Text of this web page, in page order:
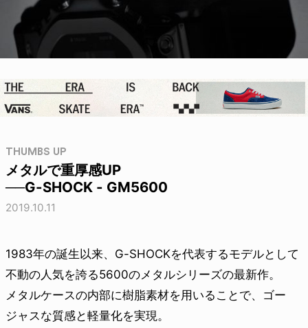
THUMBS UP
メタルで重厚感UP
──G-SHOCK - GM5600
2019.10.11
1983年の誕生以来、G-SHOCKを代表するモデルとして
不動の人気を誇る5600のメタルシリーズの最新作。
メタルケースの内部に樹脂素材を用いることで、ゴー
ジャスな質感と軽量化を実現。